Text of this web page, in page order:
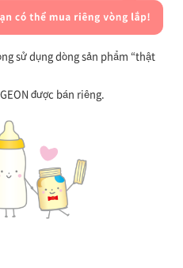
sử dụng dòng sản phẩm “thật
được bán riêng.